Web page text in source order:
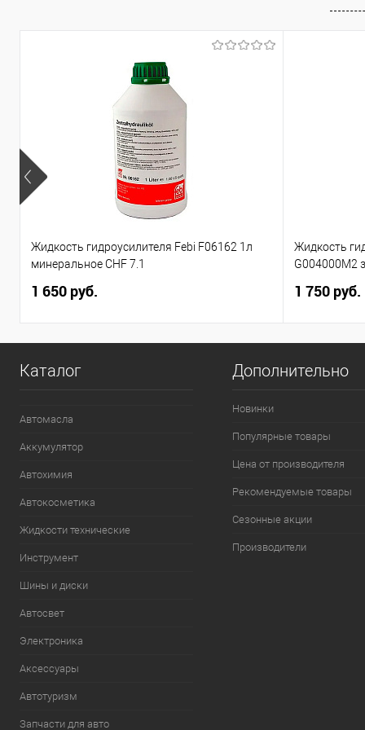
Жидкость гидроусилителя Febi F06162 1л
минеральное CHF 7.1
1 650 руб.
Жидкость
G004000M2
1 750 руб.
Каталог
Автомасла
Аккумулятор
Автохимия
Автокосметика
Жидкости технические
Инструмент
Шины и диски
Автосвет
Электроника
Аксессуары
Автотуризм
Запчасти для авто
Дополнительно
Новинки
Популярные товары
Цена от производителя
Рекомендуемые товары
Сезонные акции
Производители